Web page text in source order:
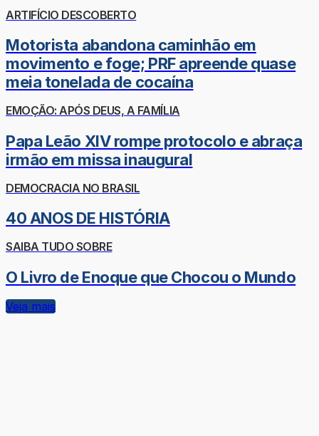
ARTIFÍCIO DESCOBERTO
Motorista abandona caminhão em
movimento e foge; PRF apreende quase
meia tonelada de cocaína
EMOÇÃO: APÓS DEUS, A FAMÍLIA
Papa Leão XIV rompe protocolo e abraça
irmão em missa inaugural
DEMOCRACIA NO BRASIL
40 ANOS DE HISTÓRIA
SAIBA TUDO SOBRE
O Livro de Enoque que Chocou o Mundo
Veja mais